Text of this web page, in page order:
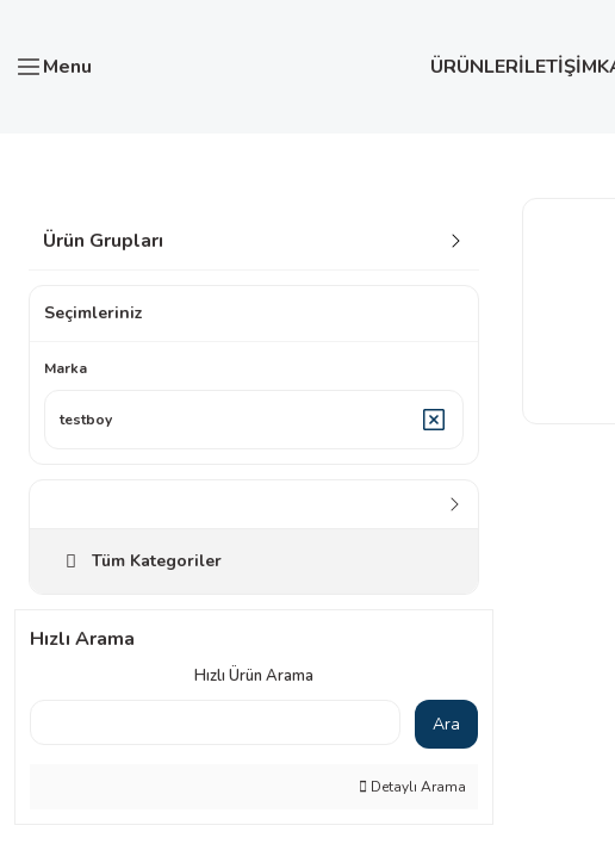
Menu ÜRÜNLERİLETİŞİM
Ürün Grupları
Seçimleriniz
Marka
testboy
Tüm Kategoriler
Hızlı Arama
Hızlı Ürün Arama
Ara
Detaylı Arama